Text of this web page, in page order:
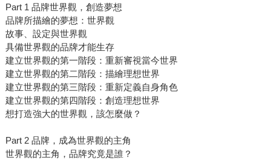
Part 1 品牌世界觀，創造夢想
品牌所描繪的夢想：世界觀
故事、設定與世界觀
具備世界觀的品牌才能生存
建立世界觀的第一階段：重新審視當今世界
建立世界觀的第二階段：描繪理想世界
建立世界觀的第三階段：重新定義自身角色
建立世界觀的第四階段：創造理想世界
想打造強大的世界觀，該怎麼做？
Part 2 品牌，成為世界觀的主角
世界觀的主角，品牌究竟是誰？